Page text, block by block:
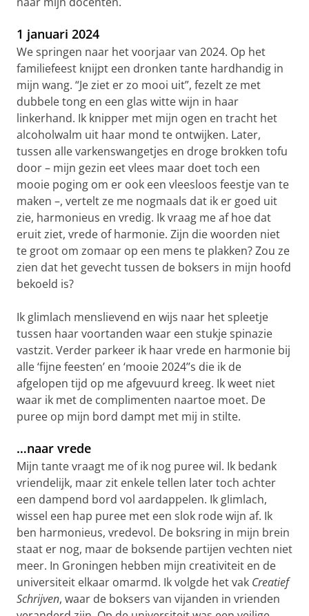
1 januari 2024
We springen naar het voorjaar van 2024. Op het
familiefeest knijpt een dronken tante hardhandig in
mijn wang. “Je ziet er zo mooi uit”, fezelt ze met
dubbele tong en een glas witte wijn in haar
linkerhand. Ik knipper met mijn ogen en tracht het
alcoholwalm uit haar mond te ontwijken. Later,
tussen alle varkenswangetjes en droge brokken tofu
door – mijn gezin eet vlees maar doet toch een
mooie poging om er ook een vleesloos feestje van te
maken –, vertelt ze me nogmaals dat ik er goed uit
zie, harmonieus en vredig. Ik vraag me af hoe dat
eruit ziet, vrede of harmonie. Zijn die woorden niet
te groot om zomaar op een mens te plakken? Zou ze
zien dat het gevecht tussen de boksers in mijn hoofd
bekoeld is?
Ik glimlach menslievend en wijs naar het spleetje
tussen haar voortanden waar een stukje spinazie
vastzit. Verder parkeer ik haar vrede en harmonie bij
alle ‘fijne feesten’ en ‘mooie 2024’’s die ik de
afgelopen tijd op me afgevuurd kreeg. Ik weet niet
waar ik met de complimenten naartoe moet. De
puree op mijn bord dampt met mij in stilte.
…naar vrede
Mijn tante vraagt me of ik nog puree wil. Ik bedank
vriendelijk, maar zit enkele tellen later toch achter
een dampend bord vol aardappelen. Ik glimlach,
wissel een hap puree met een slok rode wijn af. Ik
ben harmonieus, vredevol. De boksring in mijn brein
staat er nog, maar de boksende partijen vechten niet
meer. In Groningen hebben mijn creativiteit en de
universiteit elkaar omarmd. Ik volgde het vak Creatief
Schrijven, waar de boksers van vijanden in vrienden